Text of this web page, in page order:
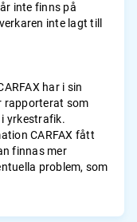
inte finns på
inte lagt till
har i sin
rapporterat som
yrkestrafik.
CARFAX fått
finnas mer
problem, som